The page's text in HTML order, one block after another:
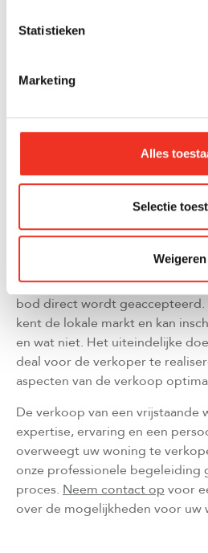
Statistieken
Marketing
Alles
Selectie
Weigeren
Onderhandelen is een kunst die
makelaar weet wanneer er
accepteren. Hierbij wordt niet
geboden prijs, maar ook naar
de koper en eventuele
zijn verbonden.
De makelaar houdt de verkoper
onderhandelingsproces
dat er wordt gewacht op
biedingsronde te creëren, of
bod direct wordt geaccepteerd.
kent de lokale markt en kan
en wat niet. Het uiteindelijke
deal voor de verkoper te
aspecten van de verkoop
De verkoop van een vrijstaande
expertise, ervaring en een
overweegt uw woning te
onze professionele begeleiding
proces. Neem contact op voor
over de mogelijkheden voor uw